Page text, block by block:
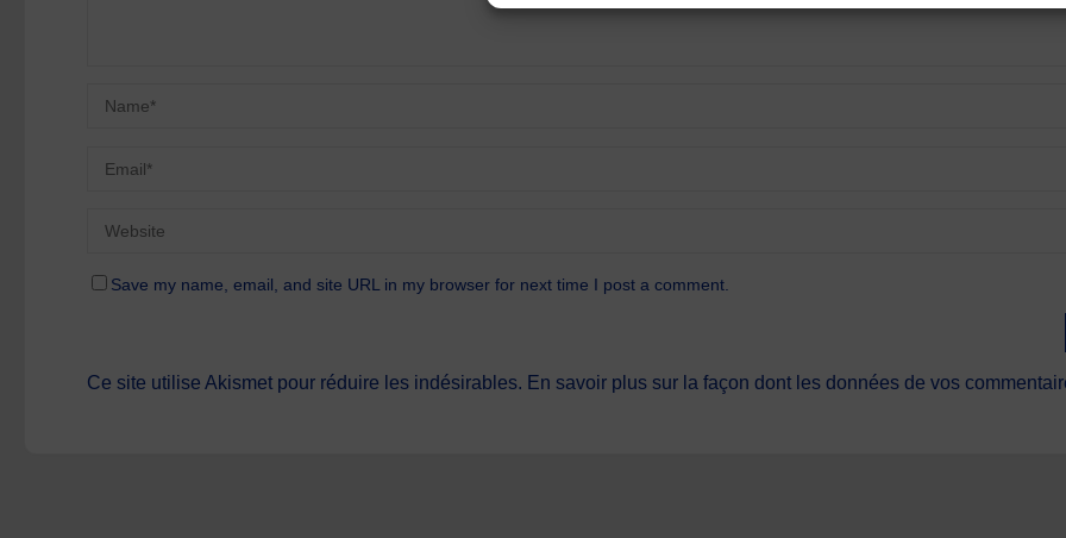
Save my name, email, and site URL in my browser for next time I post a comment.
Ce site utilise Akismet pour réduire les indésirables. En savoir plus sur la façon dont les données de vos